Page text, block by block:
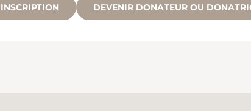
INSCRIPTION DEVENIR DONATEUR OU